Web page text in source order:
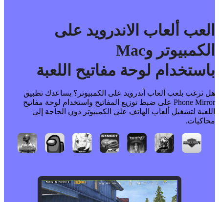
العب ألعاب الاندرويد على
الكمبيوتر وMac
باستخدام لوحة مفاتيح اللعبة
هل ترغب بلعب ألعاب أندرويد على الكمبيوتر؟ يساعدك تطبيق
Phone Mirror على ضبط توزيع المفاتيح واستخدام لوحة مفاتيح
اللعبة لتشغيل ألعاب الهاتف على الكمبيوتر دون الحاجة إلى
محاكيات.